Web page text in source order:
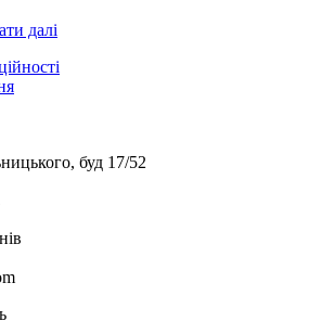
далі
буд 17/52